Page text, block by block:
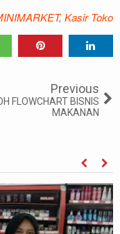
,Kasir Toko
Previous
FLOWCHART BISNIS
MAKANAN